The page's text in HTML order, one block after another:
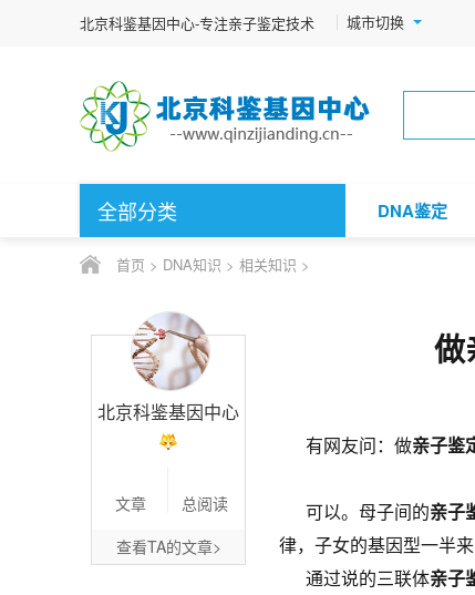
北京科鉴基因中心-专注亲子鉴定技术 城市切换
全部分类 DNA鉴定
首页 > DNA知识 > 相关知识 >
北京科鉴基因中心
文章
总阅读
查看TA的文章>
做
有网友问：做亲子鉴
可以。母子间的亲子
律，子女的基因型一半
通过说的三联体亲子